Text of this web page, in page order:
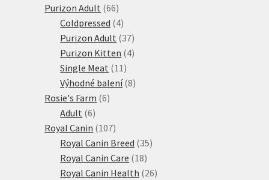
Purizon Adult 6666
produktů
Coldpressed 44
produkty
Purizon Adult 3737
produktů
Purizon Kitten 44
Single Meat 11 11
produktů
Výhodné balení 88
Rosie's Farm 66
Adult 66
produktů
Royal Canin 107107
produktů
Royal Canin Breed 3535
Royal Canin Care 1818
produktů
Royal Canin Health 2626